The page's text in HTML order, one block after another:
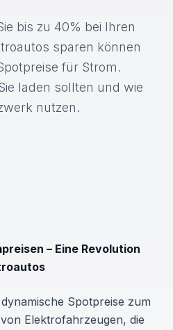
bis zu 40% bei Ihren
sparen können
für Strom.
laden sollten und wie
nutzen.
– Eine Revolution
Spotpreise zum
Elektrofahrzeugen, die